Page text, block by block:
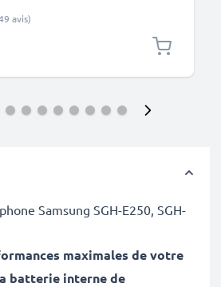
avis)
Samsung SGH-E250, SGH-
maximales de votre
batterie interne de